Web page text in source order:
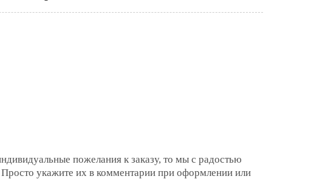
пожелания к заказу, то мы с радостью
укажите их в комментарии при оформлении или